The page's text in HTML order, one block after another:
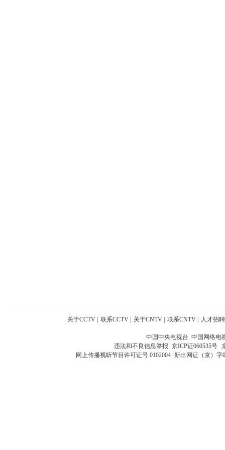
关于CCTV 联系CCTV 关于CNTV 联系CNTV 人才招聘
中国中央电视台 中国网络电
违法和不良信息举报 京ICP证060535号
网上传播视听节目许可证号 0102004 新出网证（京）